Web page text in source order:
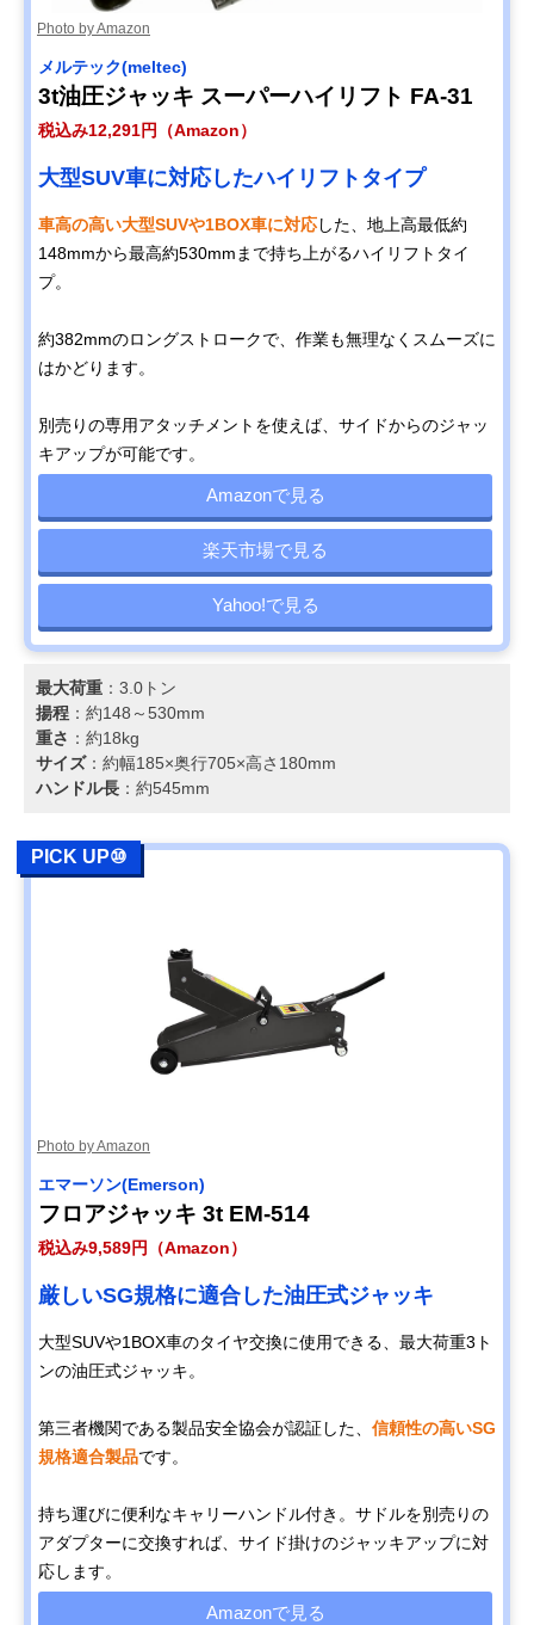
Photo by Amazon
メルテック(meltec)
3t油圧ジャッキ スーパーハイリフト FA-31
税込み12,291円（Amazon）
大型SUV車に対応したハイリフトタイプ
車高の高い大型SUVや1BOX車に対応した、地上高最低約
148mmから最高約530mmまで持ち上がるハイリフトタイ
プ。
約382mmのロングストロークで、作業も無理なくスムーズに
はかどります。
別売りの専用アタッチメントを使えば、サイドからのジャッ
キアップが可能です。
Amazonで見る
楽天市場で見る
Yahoo!で見る
最大荷重 ：3.0トン
揚程 ：約148～530mm
重さ ：約18kg
サイズ：約幅185×奥行705×高さ180mm
ハンドル長 ：約545mm
PICK UP⑩
Photo by Amazon
エマーソン(Emerson)
フロアジャッキ 3t EM-514
税込み9,589円（Amazon）
厳しいSG規格に適合した油圧式ジャッキ
大型SUVや1BOX車のタイヤ交換に使用できる、最大荷重3ト
ンの油圧式ジャッキ。
第三者機関である製品安全協会が認証した、 信頼性の高いSG
規格適合製品です。
持ち運びに便利なキャリーハンドル付き。サドルを別売りの
アダプターに交換すれば、サイド掛けのジャッキアップに対
応します。
Amazonで見る